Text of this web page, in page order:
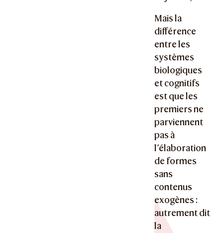
Mais la
différence
entre les
systèmes
biologiques
et cognitifs
est que les
premiers ne
parviennent
pas à
l’élaboration
de formes
sans
contenus
exogènes :
autrement dit
la